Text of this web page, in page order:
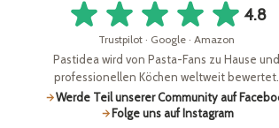
4.8
Trustpilot · Google · Amazon
Pastidea wird von Pasta-Fans zu Hause und
professionellen Köchen weltweit bewertet.
Werde Teil unserer Community auf
Folge uns auf Instagram